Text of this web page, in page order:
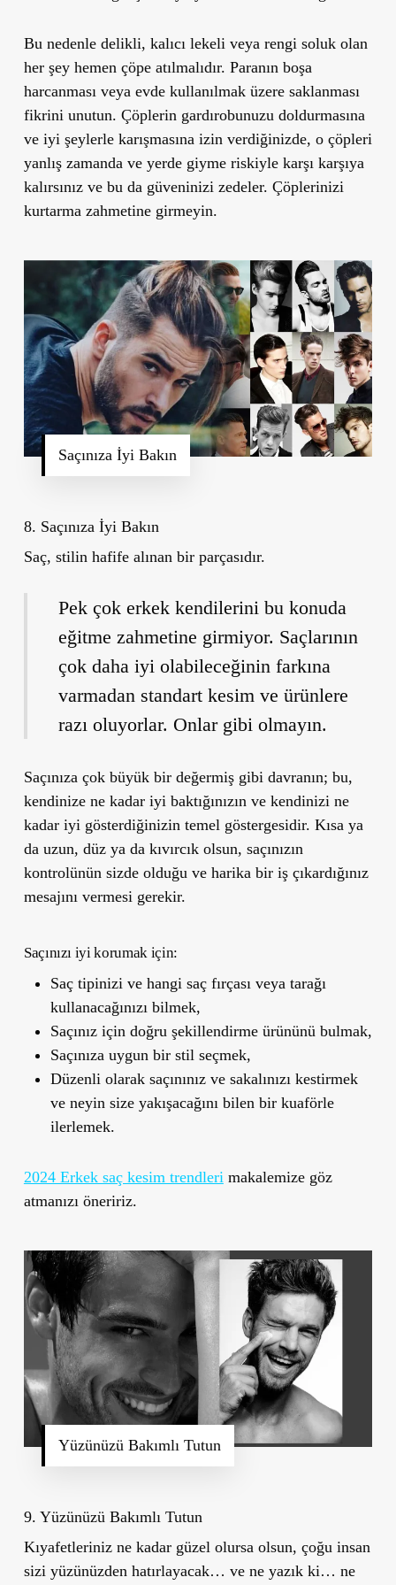
Bu nedenle delikli, kalıcı lekeli veya rengi soluk olan
her şey hemen çöpe atılmalıdır. Paranın boşa
harcanması veya evde kullanılmak üzere saklanması
fikrini unutun. Çöplerin gardırobunuzu doldurmasına
ve iyi şeylerle karışmasına izin verdiğinizde, o çöpleri
yanlış zamanda ve yerde giyme riskiyle karşı karşıya
kalırsınız ve bu da güveninizi zedeler. Çöplerinizi
kurtarma zahmetine girmeyin.
Saçınıza İyi Bakın
8. Saçınıza İyi Bakın
Saç, stilin hafife alınan bir parçasıdır.
Pek çok erkek kendilerini bu konuda
eğitme zahmetine girmiyor. Saçlarının
çok daha iyi olabileceğinin farkına
varmadan standart kesim ve ürünlere
razı oluyorlar. Onlar gibi olmayın.
Saçınıza çok büyük bir değermiş gibi davranın; bu,
kendinize ne kadar iyi baktığınızın ve kendinizi ne
kadar iyi gösterdiğinizin temel göstergesidir. Kısa ya
da uzun, düz ya da kıvırcık olsun, saçınızın
kontrolünün sizde olduğu ve harika bir iş çıkardığınız
mesajını vermesi gerekir.
Saçınızı iyi korumak için:
Saç tipinizi ve hangi saç fırçası veya tarağı
kullanacağınızı bilmek,
Saçınız için doğru şekillendirme ürününü bulmak,
Saçınıza uygun bir stil seçmek,
Düzenli olarak saçınınız ve sakalınızı kestirmek
ve neyin size yakışacağını bilen bir kuaförle
ilerlemek.
2024 Erkek saç kesim trendleri makalemize göz
atmanızı öneririz.
Yüzünüzü Bakımlı Tutun
9. Yüzünüzü Bakımlı Tutun
Kıyafetleriniz ne kadar güzel olursa olsun, çoğu insan
sizi yüzünüzden hatırlayacak… ve ne yazık ki… ne